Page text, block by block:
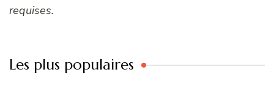
requises.
Les plus populaires